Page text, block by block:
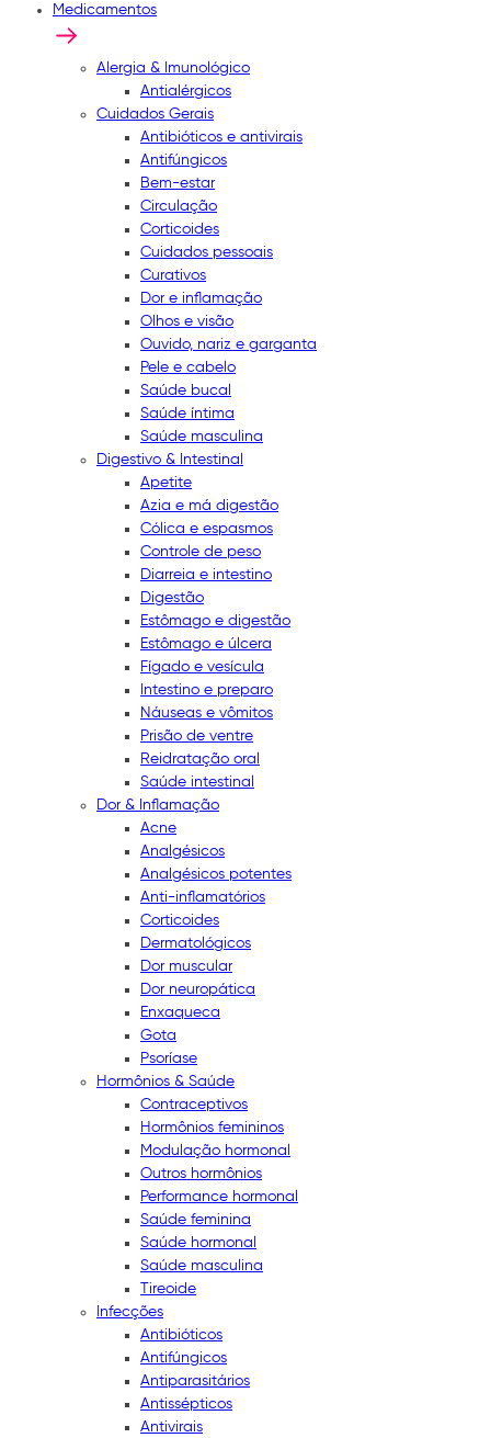
Medicamentos
Alergia & Imunológico
Antialérgicos
Cuidados Gerais
Antibióticos e antivirais
Antifúngicos
Bem-estar
Circulação
Corticoides
Cuidados pessoais
Curativos
Dor e inflamação
Olhos e visão
Ouvido, nariz e garganta
Pele e cabelo
Saúde bucal
Saúde íntima
Saúde masculina
Digestivo & Intestinal
Apetite
Azia e má digestão
Cólica e espasmos
Controle de peso
Diarreia e intestino
Digestão
Estômago e digestão
Estômago e úlcera
Fígado e vesícula
Intestino e preparo
Náuseas e vômitos
Prisão de ventre
Reidratação oral
Saúde intestinal
Dor & Inflamação
Acne
Analgésicos
Analgésicos potentes
Anti-inflamatórios
Corticoides
Dermatológicos
Dor muscular
Dor neuropática
Enxaqueca
Gota
Psoríase
Hormônios & Saúde
Contraceptivos
Hormônios femininos
Modulação hormonal
Outros hormônios
Performance hormonal
Saúde feminina
Saúde hormonal
Saúde masculina
Tireoide
Infecções
Antibióticos
Antifúngicos
Antiparasitários
Antissépticos
Antivirais